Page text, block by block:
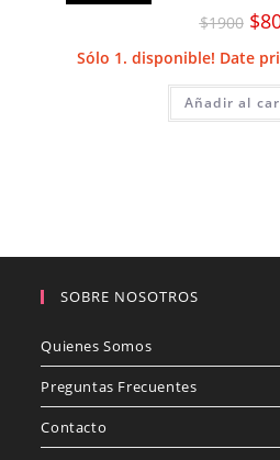
$1900 El
era:
$
Sólo 1. disponible! Date
Añadir al
SOBRE NOSOTROS
Quienes Somos
Preguntas Frecuentes
Contacto